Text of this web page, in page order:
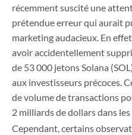
récemment suscité une
prétendue erreur qui aurait
marketing audacieux. En
avoir accidentellement
de 53 000 jetons Solana
aux investisseurs précoces.
de volume de transactions
2 milliards de dollars dans
Cependant, certains